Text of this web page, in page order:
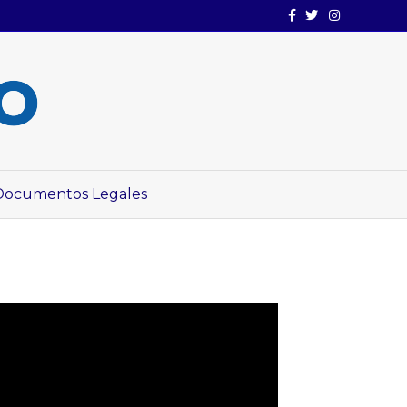
Facebook
TwitterInstagram
Legales